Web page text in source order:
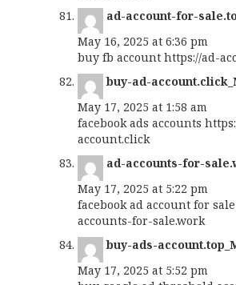
ad-account-for-
May 16, 2025 at 6:36 pm
buy fb account https://ad-
buy-ad-
May 17, 2025 at 1:58 am
facebook ads accounts
account.click
ad-accounts-for-
May 17, 2025 at 5:22 pm
facebook ad account for sale
accounts-for-sale.work
buy-ads-
May 17, 2025 at 5:52 pm